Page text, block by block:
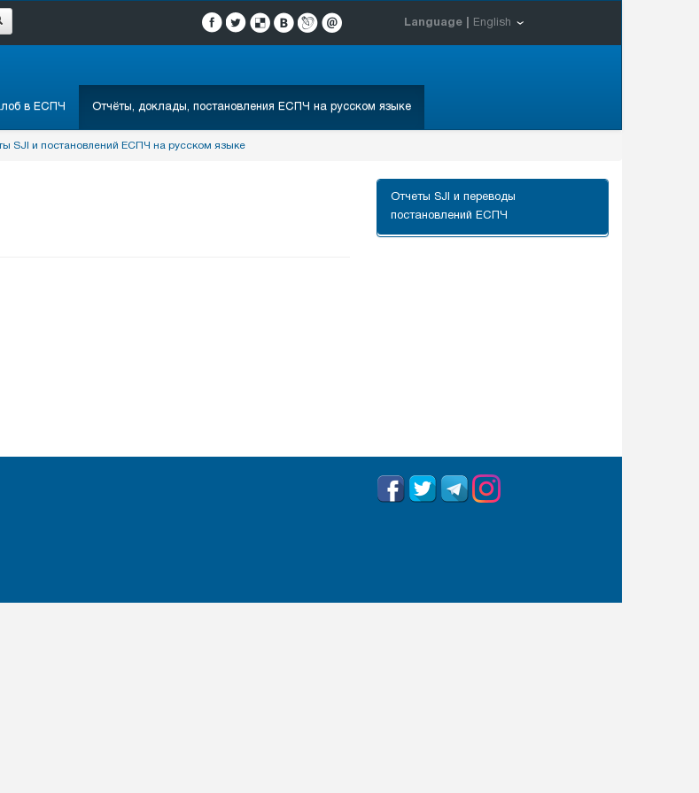
Language | English
в ЕСПЧ Отчёты, доклады, постановления ЕСПЧ на русском языке
SJI и постановлений ЕСПЧ на русском языке
Отчеты SJI и переводы
постановлений ЕСПЧ